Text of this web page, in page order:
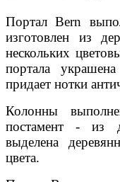
Портал Bern
изготовлен из
нескольких
портала
придает нотки
Колонны
постамент - из
выделена
цвета.